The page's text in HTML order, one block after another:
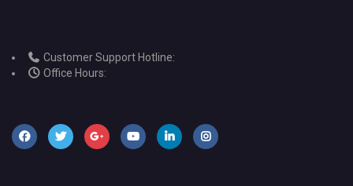
Customer Support Hotline:
Office Hours: